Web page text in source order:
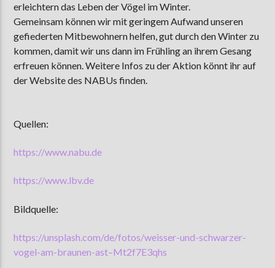
erleichtern das Leben der Vögel im Winter.
Gemeinsam können wir mit geringem Aufwand unseren
gefiederten Mitbewohnern helfen, gut durch den Winter zu
kommen, damit wir uns dann im Frühling an ihrem Gesang
erfreuen können. Weitere Infos zu der Aktion könnt ihr auf
der Website des NABUs finden.
Quellen:
https://www.nabu.de
https://www.lbv.de
Bildquelle:
https://unsplash.com/de/fotos/weisser-und-schwarzer-
vogel-am-braunen-ast–Mt2f7E3qhs